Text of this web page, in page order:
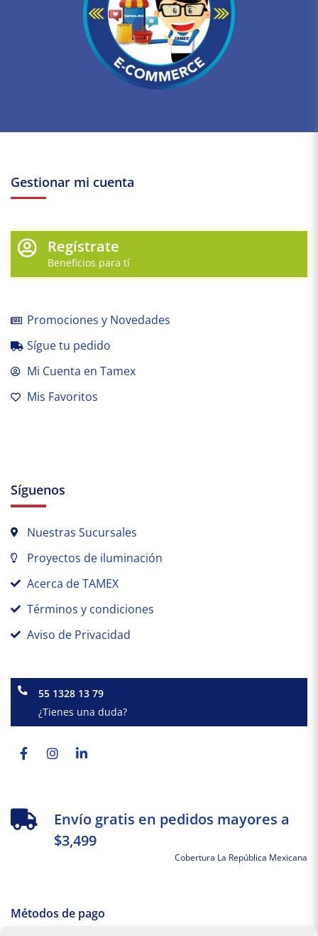
Gestionar mi cuenta
Regístrate
Beneficios para tí
Promociones y Novedades
Sígue tu pedido
Mi Cuenta en Tamex
Mis Favoritos
Síguenos
Nuestras Sucursales
Proyectos de iluminación
Acerca de TAMEX
Términos y condiciones
Aviso de Privacidad
55 1328 13 79
¿Tienes una duda?
Facebook-
f
Instagram
Linkedin-
Envío gratis en pedidos mayores a
$3,499
Cobertura La República Mexicana
Métodos de pago